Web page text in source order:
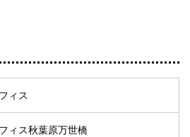
ィス
ィス秋葉原万世橋